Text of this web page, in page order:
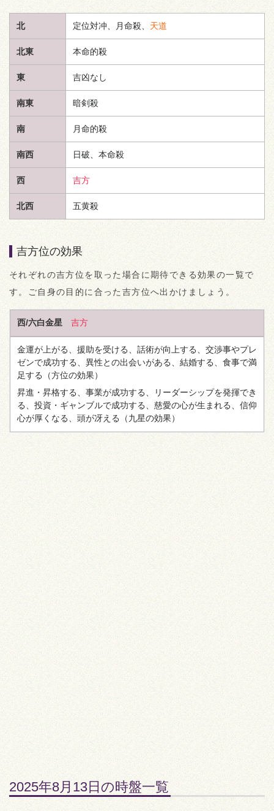
北 定位対冲、月命殺、 天道
北東 本命的殺
東 吉凶なし
南東 暗剣殺
南 月命的殺
南西 日破、本命殺
西 吉方
北西 五黄殺
吉方位の効果
それぞれの吉方位を取った場合に期待できる効果の一覧で
す。ご自身の目的に合った吉方位へ出かけましょう。
西/六白金星 吉方
金運が上がる、援助を受ける、話術が向上する、交渉事やプレ
ゼンで成功する、異性との出会いがある、結婚する、食事で満
足する （方位の効果）
昇進・昇格する、事業が成功する、リーダーシップを発揮でき
る、投資・ギャンブルで成功する、慈愛の心が生まれる、信仰
心が厚くなる、頭が冴える （九星の効果）
2025年8月13日の時盤一覧